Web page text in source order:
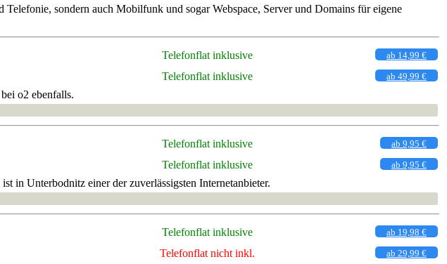
sondern auch Mobilfunk und sogar Webspace, Server und Domains für eigene
Telefonflat inklusive ab 14,99 €
Telefonflat inklusive ab 49,99 €
o2 ebenfalls.
Telefonflat inklusive ab 9,95 €
Telefonflat inklusive ab 9,95 €
in Unterbodnitz einer der zuverlässigsten Internetanbieter.
Telefonflat inklusive ab 19,98 €
Telefonflat nicht inkl. ab 29,99 €